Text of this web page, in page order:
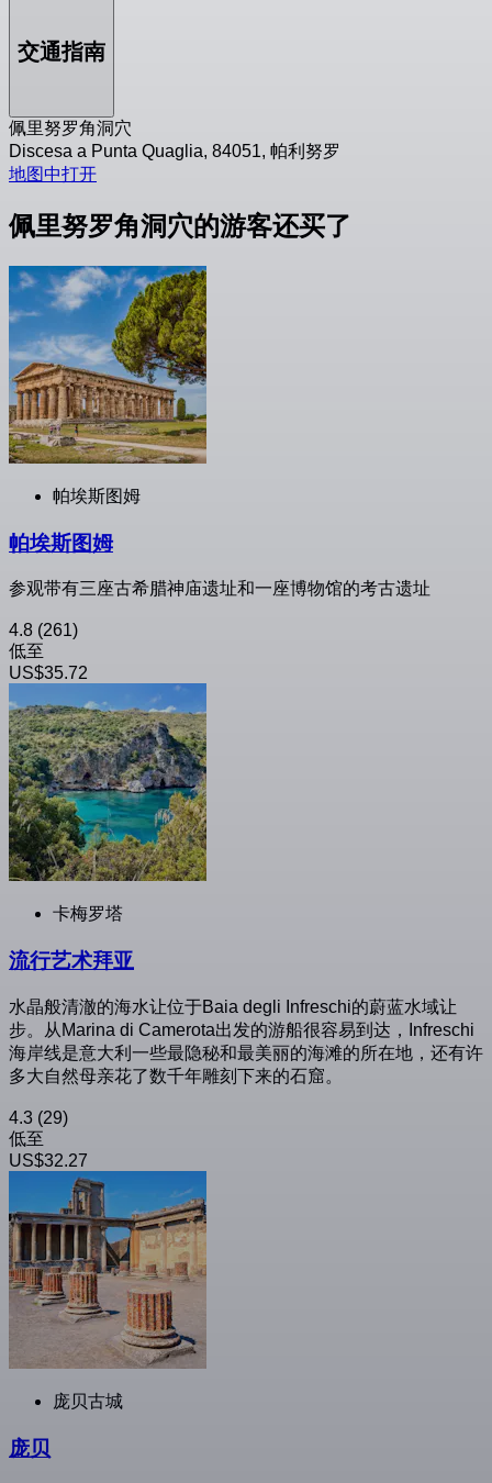
交通指南
佩里努罗角洞穴
Discesa a Punta Quaglia, 84051, 帕利努罗
地图中打开
佩里努罗角洞穴的游客还买了
帕埃斯图姆
帕埃斯图姆
参观带有三座古希腊神庙遗址和一座博物馆的考古遗址
4.8 (261)
低至
US$35.72
卡梅罗塔
流行艺术拜亚
水晶般清澈的海水让位于Baia degli Infreschi的蔚蓝水域让
步。从Marina di Camerota出发的游船很容易到达，Infreschi
海岸线是意大利一些最隐秘和最美丽的海滩的所在地，还有许
多大自然母亲花了数千年雕刻下来的石窟。
4.3 (29)
低至
US$32.27
庞贝古城
庞贝